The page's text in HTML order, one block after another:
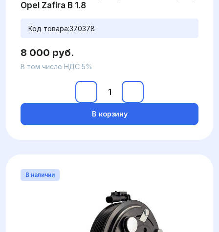
Opel Zafira B 1.8
Код товара:370378
8 000 руб.
В том числе НДС 5%
В корзину
В наличии